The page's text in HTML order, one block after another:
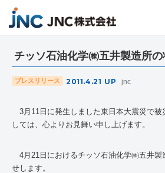
チッソ石油化学㈱五井製造所
プレスリリース 2011.4.21 UP jnc
3月11日に発生しました東日本大震災で被
しては、心よりお見舞い申し上げます。
4月21日におけるチッソ石油化学㈱五井製
せします。